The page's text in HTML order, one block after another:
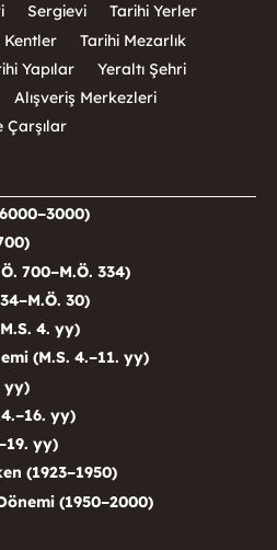
Sergievi
Tarihi Yerler
Kentler
Tarihi Mezarlık
Yapılar
Yeraltı Şehri
Alışveriş Merkezleri
Çarşılar
700–M.Ö. 334)
30)
4. yy)
(M.S. 4.–11. yy)
yy)
yy)
yy)
(1923–1950)
(1950–2000)